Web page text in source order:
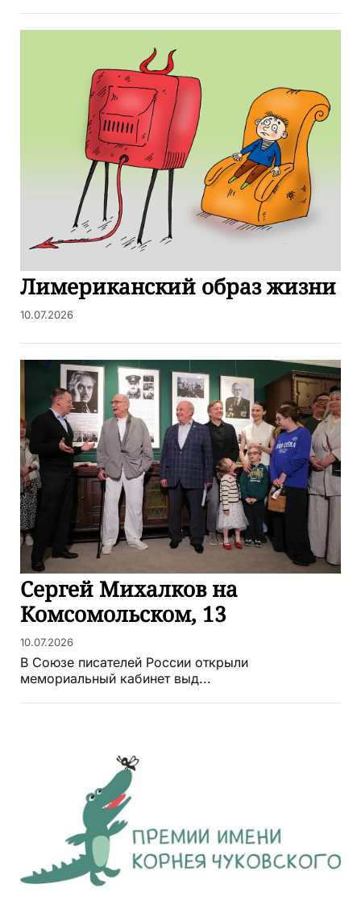
Лимериканский образ жизни
10.07.2026
Сергей Михалков на
Комсомольском, 13
10.07.2026
В Союзе писателей России открыли
мемориальный кабинет выд...